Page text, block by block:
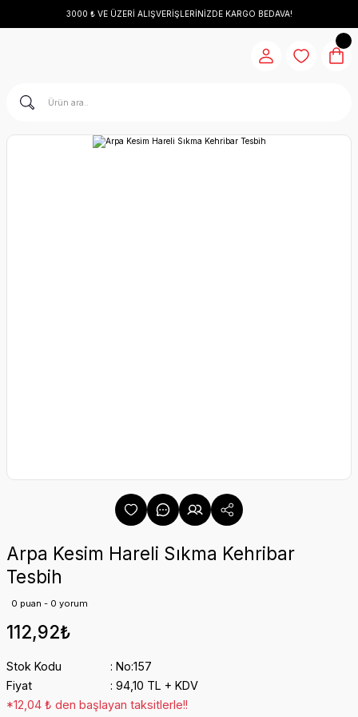
3000 ₺ VE ÜZERİ ALIŞVERİŞLERİNİZDE KARGO BEDAVA!
Arpa Kesim Hareli Sıkma Kehribar
Tesbih
0 puan - 0 yorum
112,92₺
Stok Kodu
No:157
Fiyat
94,10 TL + KDV
*12,04 ₺ den başlayan taksitlerle!!